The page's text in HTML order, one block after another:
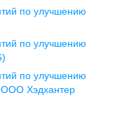
по улучшению
по улучшению
по улучшению
ООО Хэдхантер